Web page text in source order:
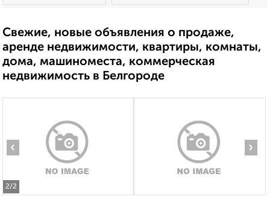
Свежие, новые объявления о продаже,
аренде недвижимости, квартиры, комнаты,
дома, машиноместа, коммерческая
недвижимость в Белгороде
2/2
‹ ›